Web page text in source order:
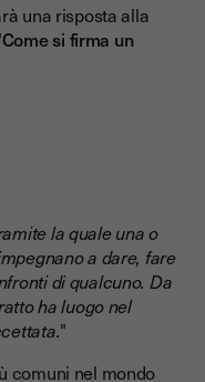
una risposta alla
Come si firma un
la quale una o
a dare, fare
di qualcuno. Da
ha luogo nel
"
comuni nel mondo